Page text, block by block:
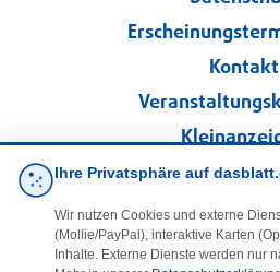
Kontakt
Folgen Sie
Ihre Privatsphäre auf
Wir nutzen Cookies und externe
(Mollie/PayPal), interaktive Karten
Inhalte. Externe Dienste werden nur